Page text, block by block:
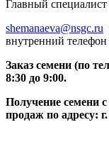
Главный специалист
shemanaeva@nsgc.ru
внутренний телефон
Заказ семени (по
8:30 до 9:00.
Получение семени с
продаж по адресу: